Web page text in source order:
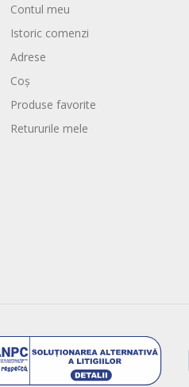
Contul meu
Istoric comenzi
Adrese
Coș
Produse favorite
Retururile mele